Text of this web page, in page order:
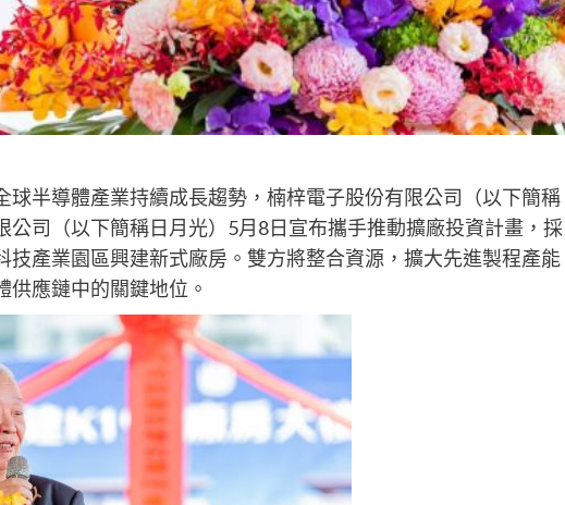
球半導體產業持續成長趨勢，楠梓電子股份有限公司（以下簡稱
公司（以下簡稱日月光）5月8日宣布攜手推動擴廠投資計畫，採
技產業園區興建新式廠房。雙方將整合資源，擴大先進製程產能
應鏈中的關鍵地位。